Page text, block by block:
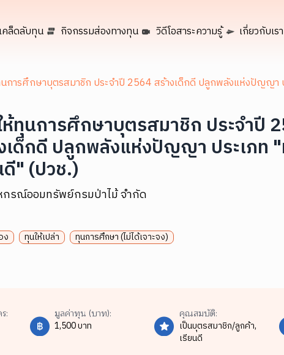
เคล็ดลับทุน กิจกรรมส่องทางทุน วิดีโอสาระความรู้ เกี่ยวกับเรา
การศึกษาบุตรสมาชิก ประจำปี 2564 สร้างเด็กดี ปลูกพลังแห่งปัญญา
ห้ทุนการศึกษาบุตรสมาชิก ประจำปี
เด็กดี ปลูกพลังแห่งปัญญา ประเภท
ดี" (ปวช.)
รณ์ออมทรัพย์กรมป่าไม้ จำกัด
ง
ทุนให้เปล่า ทุนการศึกษา (ไม่ได้เจาะจง)
:
มูลค่าทุน (บาท):
1,500 บาท
คุณสมบัติ:
เป็นบุตรสมาชิก/ลูกค้า,
เรียนดี